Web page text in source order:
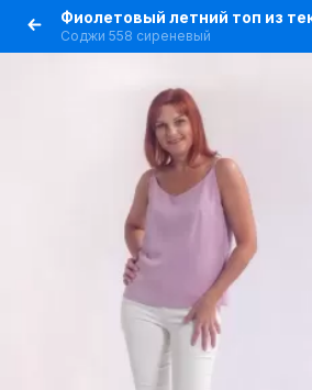
Соджи 558 сиреневый